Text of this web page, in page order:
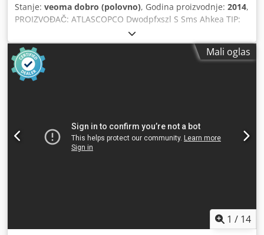
Stanje: veoma dobro (polovno), Godina proizvodnje: 2014,
PROIZVOĐAČ: ATLASCOPCO Dwodpfxszl S Sms Ahkea TIP:
GA160VSDFF SERIJSKI BROJ: APF195117 GODINA
PROIZVODNJE: 2014 SNAGA (kW): 186 KAPACITET (m3/min):
4,82-26,70 PRITISAK (bar): 8,3 SATI RADA
(RADNO/UKUPNO): 67773 FREKVENCIJSKI MЕНJAČ: da
UGRAĐENI SUŠAČ: da IZMENJIVAČ TOPLOTE: ne HLAĐENJE
Mali oglas
1 / 14